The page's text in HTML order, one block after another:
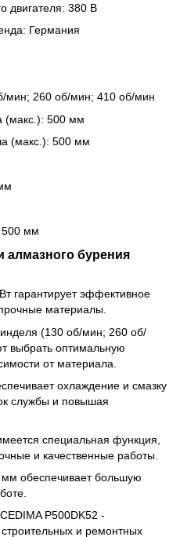
двигателя: 380 В
Германия
мин; 260 об/мин; 410 об/мин
(макс.): 500 мм
(макс.): 500 мм
500 мм
алмазного бурения
гарантирует эффективное
материалы.
(130 об/мин; 260 об/
выбрать оптимальную
от материала.
охлаждение и смазку
службы и повышая
специальная функция,
и качественные работы.
мм обеспечивает большую
P500DK52 -
и ремонтных